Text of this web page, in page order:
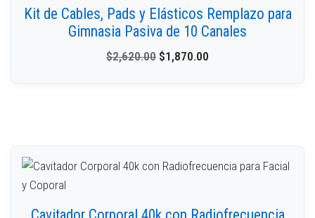
Kit de Cables, Pads y Elásticos Remplazo para
Gimnasia Pasiva de 10 Canales
$2,620.00 $1,870.00